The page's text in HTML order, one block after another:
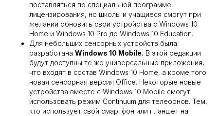
поставляться по специальной программе
лицензирования, но школы и учащиеся смогут при
желании обновить свои устройства с Windows 10
Home и Windows 10 Pro до Windows 10 Education.
Для небольших сенсорных устройств была
разработана Windows 10 Mobile. В этой редакции
будут доступны те же универсальные приложения,
что входят в состав Windows 10 Home, а кроме того
новая сенсорная версия Office. Некоторые новые
устройства вместе с Windows 10 Mobile смогут
использовать режим Continuum для телефонов. Тем,
кто использует свой смартфон или планшет на